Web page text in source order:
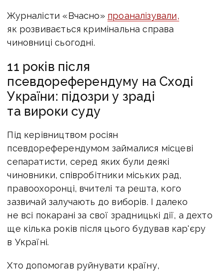
Журналісти «Вчасно» проаналізували,
як розвивається кримінальна справа
чиновниці сьогодні.
11 років після
псевдореферендуму на Сході
України: підозри у зраді
та вироки суду
Під керівництвом росіян
псевдореферендумом займалися місцеві
сепаратисти, серед яких були деякі
чиновники, співробітники міських рад,
правоохоронці, вчителі та решта, кого
зазвичай залучають до виборів. І далеко
не всі покарані за свої зрадницькі дії, а дехто
ще кілька років після цього будував кар'єру
в Україні.
Хто допомогав руйнувати країну,